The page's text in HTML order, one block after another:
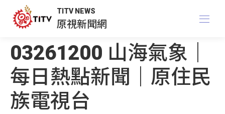
TITV NEWS
原視新聞網
03261200 山海氣象｜
每日熱點新聞｜原住民
族電視台